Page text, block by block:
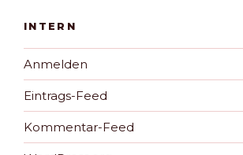
INTERN
Anmelden
Eintrags-Feed
Kommentar-Feed